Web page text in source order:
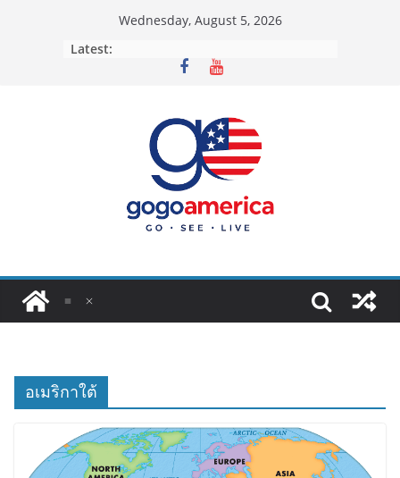
Wednesday, August 5, 2026
Latest:
อเมริกาใต้